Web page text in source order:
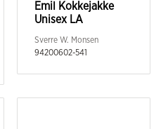
Emil Kokkejakke
Unisex LA
Sverre W. Monsen
94200602-541